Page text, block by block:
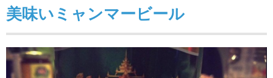
美味いミャンマービール